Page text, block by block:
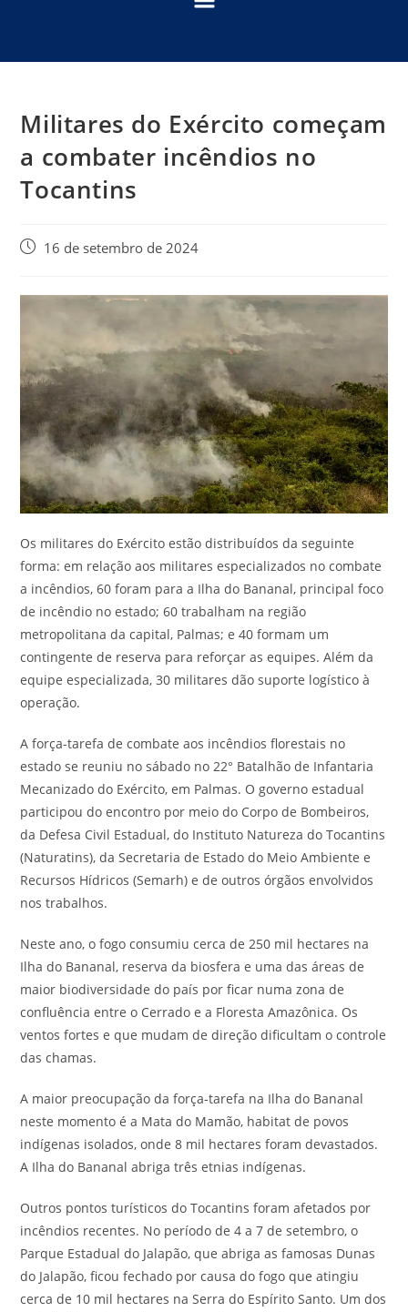
Militares do Exército começam
a combater incêndios no
Tocantins
16 de setembro de 2024
Os militares do Exército estão distribuídos da seguinte
forma: em relação aos militares especializados no combate
a incêndios, 60 foram para a Ilha do Bananal, principal foco
de incêndio no estado; 60 trabalham na região
metropolitana da capital, Palmas; e 40 formam um
contingente de reserva para reforçar as equipes. Além da
equipe especializada, 30 militares dão suporte logístico à
operação.
A força-tarefa de combate aos incêndios florestais no
estado se reuniu no sábado no 22° Batalhão de Infantaria
Mecanizado do Exército, em Palmas. O governo estadual
participou do encontro por meio do Corpo de Bombeiros,
da Defesa Civil Estadual, do Instituto Natureza do Tocantins
(Naturatins), da Secretaria de Estado do Meio Ambiente e
Recursos Hídricos (Semarh) e de outros órgãos envolvidos
nos trabalhos.
Neste ano, o fogo consumiu cerca de 250 mil hectares na
Ilha do Bananal, reserva da biosfera e uma das áreas de
maior biodiversidade do país por ficar numa zona de
confluência entre o Cerrado e a Floresta Amazônica. Os
ventos fortes e que mudam de direção dificultam o controle
das chamas.
A maior preocupação da força-tarefa na Ilha do Bananal
neste momento é a Mata do Mamão, habitat de povos
indígenas isolados, onde 8 mil hectares foram devastados.
A Ilha do Bananal abriga três etnias indígenas.
Outros pontos turísticos do Tocantins foram afetados por
incêndios recentes. No período de 4 a 7 de setembro, o
Parque Estadual do Jalapão, que abriga as famosas Dunas
do Jalapão, ficou fechado por causa do fogo que atingiu
cerca de 10 mil hectares na Serra do Espírito Santo. Um dos